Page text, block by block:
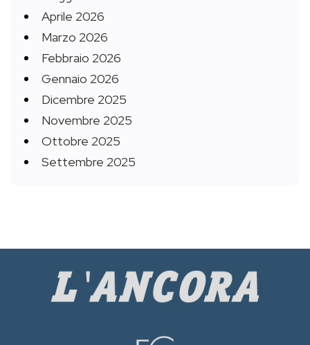
Aprile 2026
Marzo 2026
Febbraio 2026
Gennaio 2026
Dicembre 2025
Novembre 2025
Ottobre 2025
Settembre 2025